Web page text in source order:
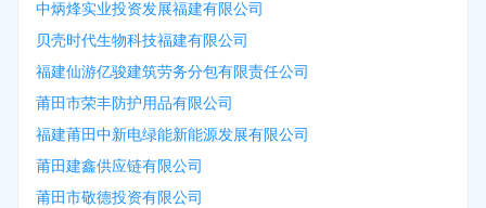
中炳烽实业投资发展福建有限公司
贝壳时代生物科技福建有限公司
福建仙游亿骏建筑劳务分包有限责任公司
莆田市荣丰防护用品有限公司
福建莆田中新电绿能新能源发展有限公司
莆田建鑫供应链有限公司
莆田市敬德投资有限公司